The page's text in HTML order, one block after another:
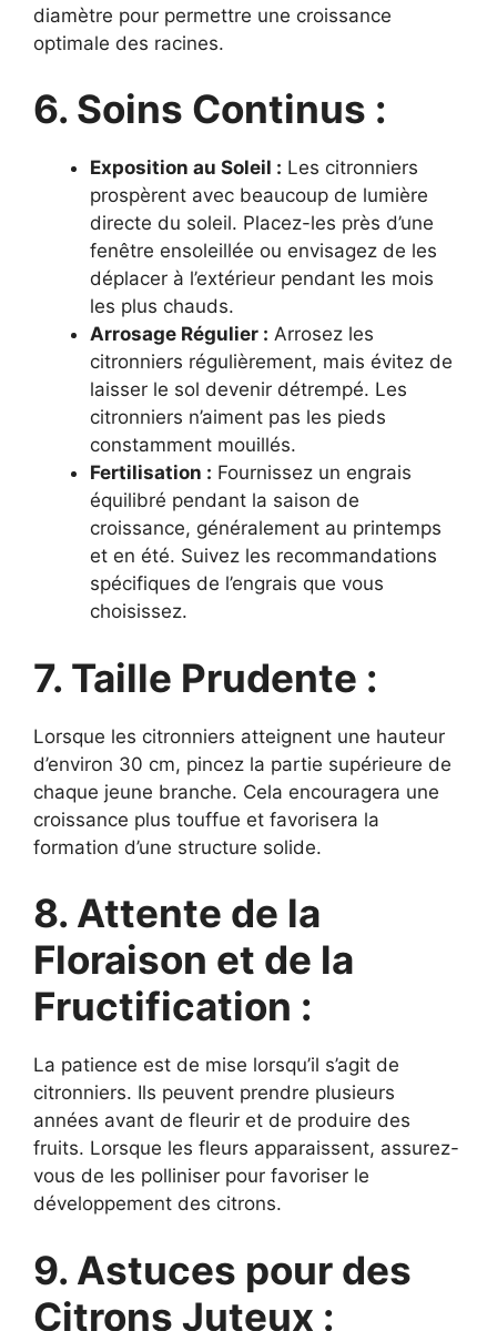
diamètre pour permettre une croissance
optimale des racines.
6. Soins Continus :
Exposition au Soleil : Les citronniers
prospèrent avec beaucoup de lumière
directe du soleil. Placez-les près d’une
fenêtre ensoleillée ou envisagez de les
déplacer à l’extérieur pendant les mois
les plus chauds.
Arrosage Régulier : Arrosez les
citronniers régulièrement, mais évitez de
laisser le sol devenir détrempé. Les
citronniers n’aiment pas les pieds
constamment mouillés.
Fertilisation : Fournissez un engrais
équilibré pendant la saison de
croissance, généralement au printemps
et en été. Suivez les recommandations
spécifiques de l’engrais que vous
choisissez.
7. Taille Prudente :
Lorsque les citronniers atteignent une hauteur
d’environ 30 cm, pincez la partie supérieure de
chaque jeune branche. Cela encouragera une
croissance plus touffue et favorisera la
formation d’une structure solide.
8. Attente de la
Floraison et de la
Fructification :
La patience est de mise lorsqu’il s’agit de
citronniers. Ils peuvent prendre plusieurs
années avant de fleurir et de produire des
fruits. Lorsque les fleurs apparaissent, assurez-
vous de les polliniser pour favoriser le
développement des citrons.
9. Astuces pour des
Citrons Juteux :